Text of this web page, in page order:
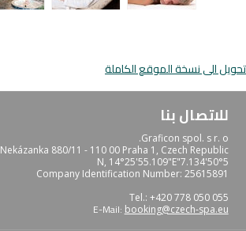
تحويل الى نسخة الموقع الكاملة
للاتصال بنا
Graficon spol. s r. o.
Nekázanka 880/11 - 110 00 Praha 1, Czech Republic
50°5'7.134"N, 14°25'55.109"E
Company Identification Number: 25615891
Tel.: +420 778 050 055
E-Mail:booking@czech-spa.eu